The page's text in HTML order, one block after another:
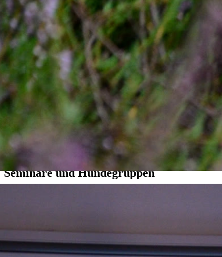
Zwei- und Vierbeiner willkommen
Seminare und Hundegruppen
bleibt genügend Zeit, um den Tag in entspannter Atmosphäre
ausklingen zu lassen.
Bei uns sind Zwei- und Vierbeiner herzlich
willkommen.